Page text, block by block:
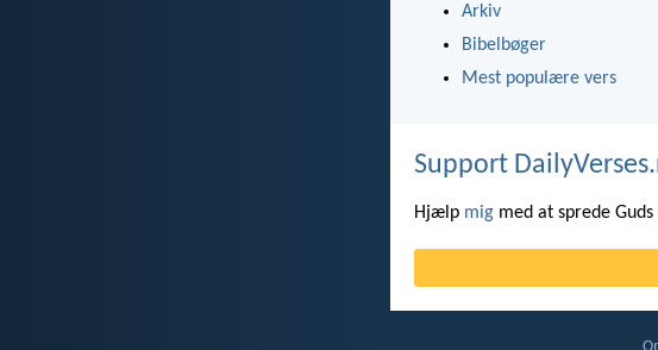
Arkiv
Bibelbøger
Mest populære vers
Support
Hjælp mig med at sprede Guds